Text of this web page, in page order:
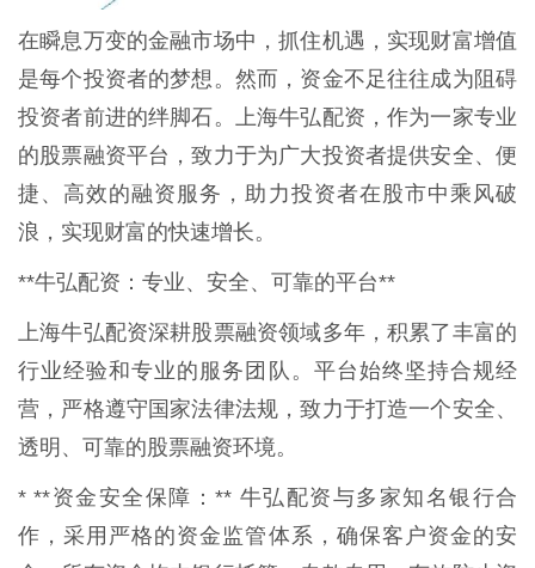
在瞬息万变的金融市场中，抓住机遇，实现财富增值
是每个投资者的梦想。然而，资金不足往往成为阻碍
投资者前进的绊脚石。上海牛弘配资，作为一家专业
的股票融资平台，致力于为广大投资者提供安全、便
捷、高效的融资服务，助力投资者在股市中乘风破
浪，实现财富的快速增长。
**牛弘配资：专业、安全、可靠的平台**
上海牛弘配资深耕股票融资领域多年，积累了丰富的
行业经验和专业的服务团队。平台始终坚持合规经
营，严格遵守国家法律法规，致力于打造一个安全、
透明、可靠的股票融资环境。
* **资金安全保障：** 牛弘配资与多家知名银行合
作，采用严格的资金监管体系，确保客户资金的安